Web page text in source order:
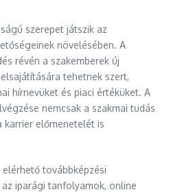
szerepet játszik az
növelésében. A
révén a szakemberek új
tehetnek szert,
hírnevüket és piaci értéküket. A
nemcsak a szakmai tudás
karrier előmenetelét is
továbbképzési
iparági tanfolyamok, online